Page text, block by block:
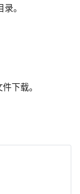
。
下载。